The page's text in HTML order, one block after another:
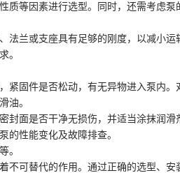
质等因素进行选型。同时，还需考虑
法兰或支座具有足够的刚度，以减小
。
紧固件是否松动，有无异物进入泵内
油。
面是否干净无损伤，并适当涂抹润滑
的性能变化及故障排查。
。
不可替代的作用。通过正确的选型、